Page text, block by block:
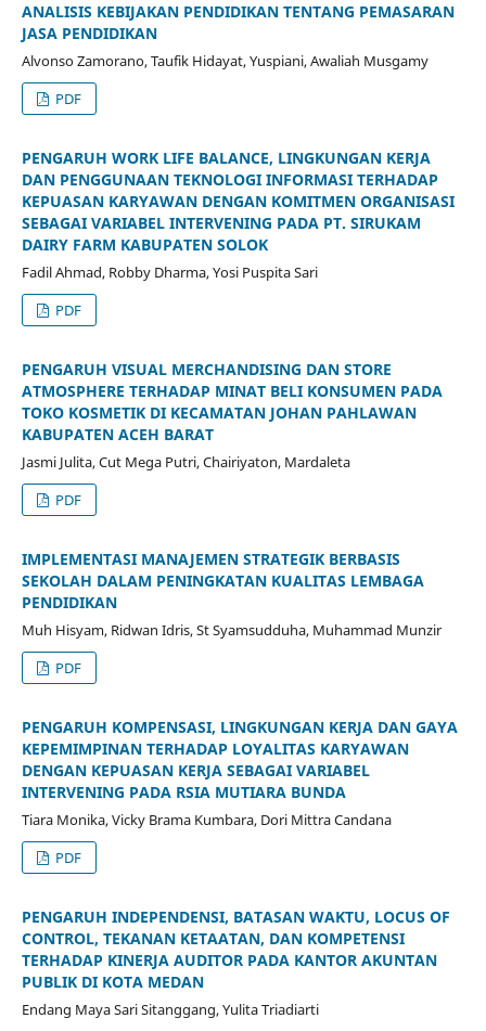
ANALISIS KEBIJAKAN PENDIDIKAN TENTANG PEMASARAN
JASA PENDIDIKAN
Alvonso Zamorano, Taufik Hidayat, Yuspiani, Awaliah Musgamy
PDF
PENGARUH WORK LIFE BALANCE, LINGKUNGAN KERJA
DAN PENGGUNAAN TEKNOLOGI INFORMASI TERHADAP
KEPUASAN KARYAWAN DENGAN KOMITMEN ORGANISASI
SEBAGAI VARIABEL INTERVENING PADA PT. SIRUKAM
DAIRY FARM KABUPATEN SOLOK
Fadil Ahmad, Robby Dharma, Yosi Puspita Sari
PDF
PENGARUH VISUAL MERCHANDISING DAN STORE
ATMOSPHERE TERHADAP MINAT BELI KONSUMEN PADA
TOKO KOSMETIK DI KECAMATAN JOHAN PAHLAWAN
KABUPATEN ACEH BARAT
Jasmi Julita, Cut Mega Putri, Chairiyaton, Mardaleta
PDF
IMPLEMENTASI MANAJEMEN STRATEGIK BERBASIS
SEKOLAH DALAM PENINGKATAN KUALITAS LEMBAGA
PENDIDIKAN
Muh Hisyam, Ridwan Idris, St Syamsudduha, Muhammad Munzir
PDF
PENGARUH KOMPENSASI, LINGKUNGAN KERJA DAN GAYA
KEPEMIMPINAN TERHADAP LOYALITAS KARYAWAN
DENGAN KEPUASAN KERJA SEBAGAI VARIABEL
INTERVENING PADA RSIA MUTIARA BUNDA
Tiara Monika, Vicky Brama Kumbara, Dori Mittra Candana
PDF
PENGARUH INDEPENDENSI, BATASAN WAKTU, LOCUS OF
CONTROL, TEKANAN KETAATAN, DAN KOMPETENSI
TERHADAP KINERJA AUDITOR PADA KANTOR AKUNTAN
PUBLIK DI KOTA MEDAN
Endang Maya Sari Sitanggang, Yulita Triadiarti